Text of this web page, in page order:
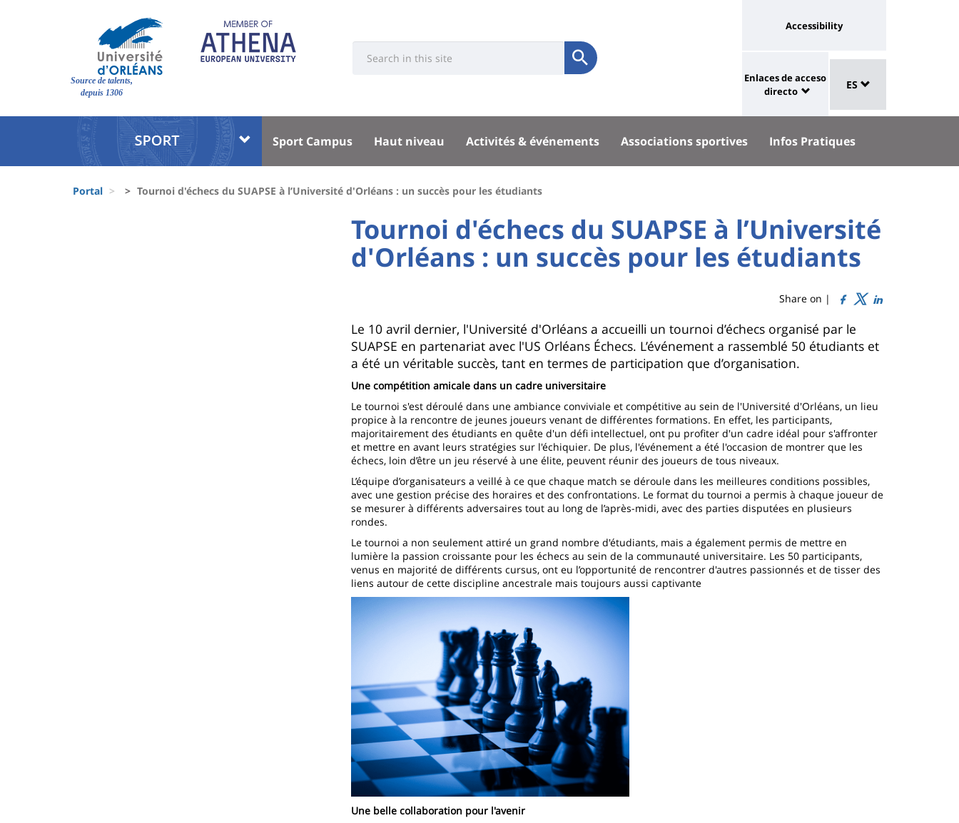
Site
Source de talents,
depuis 1306
Université
Soumettre
Réseaux
Université
lien
vers
page
accessibilité
Accessibility
University
:
Shortcut
links
Enlaces de acceso
directo
Sélecteur
de
langue
ES
Université
Block
liste
Menu
principal
Sport Campus Haut niveau Activités & événements Associations sportives Infos Pratiques
d'Ariane
Portal Tournoi d'échecs du SUAPSE à l’Université d'Orléans : un succès pour les étudiants
University
:
Main
Titre
Tournoi d'échecs du SUAPSE à l’Université
d'Orléans : un succès pour les étudiants
Share on |
Contenu
de
la
page
principale
Le 10 avril dernier, l'Université d'Orléans a accueilli un tournoi d’échecs organisé par le
SUAPSE en partenariat avec l'US Orléans Échecs. L’événement a rassemblé 50 étudiants et
a été un véritable succès, tant en termes de participation que d’organisation.
Une compétition amicale dans un cadre universitaire
Le tournoi s'est déroulé dans une ambiance conviviale et compétitive au sein de l'Université d'Orléans, un lieu
propice à la rencontre de jeunes joueurs venant de différentes formations. En effet, les participants,
majoritairement des étudiants en quête d'un défi intellectuel, ont pu profiter d'un cadre idéal pour s'affronter
et mettre en avant leurs stratégies sur l'échiquier. De plus, l'événement a été l'occasion de montrer que les
échecs, loin d’être un jeu réservé à une élite, peuvent réunir des joueurs de tous niveaux.
L’équipe d’organisateurs a veillé à ce que chaque match se déroule dans les meilleures conditions possibles,
avec une gestion précise des horaires et des confrontations. Le format du tournoi a permis à chaque joueur de
se mesurer à différents adversaires tout au long de l’après-midi, avec des parties disputées en plusieurs
rondes.
Le tournoi a non seulement attiré un grand nombre d'étudiants, mais a également permis de mettre en
lumière la passion croissante pour les échecs au sein de la communauté universitaire. Les 50 participants,
venus en majorité de différents cursus, ont eu l’opportunité de rencontrer d'autres passionnés et de tisser des
liens autour de cette discipline ancestrale mais toujours aussi captivante
Une belle collaboration pour l'avenir